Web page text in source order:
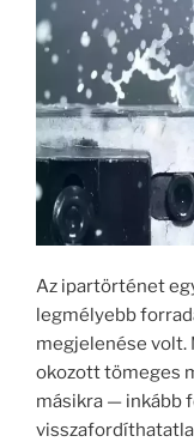
Az ipartörténet
legmélyebb
megjelenése volt.
okozott tömeges
másikra — inkább